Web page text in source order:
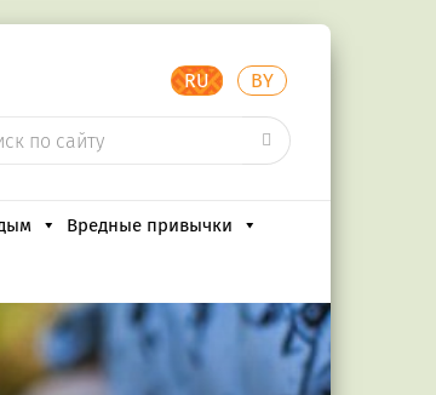
RU BY
Вредные привычки